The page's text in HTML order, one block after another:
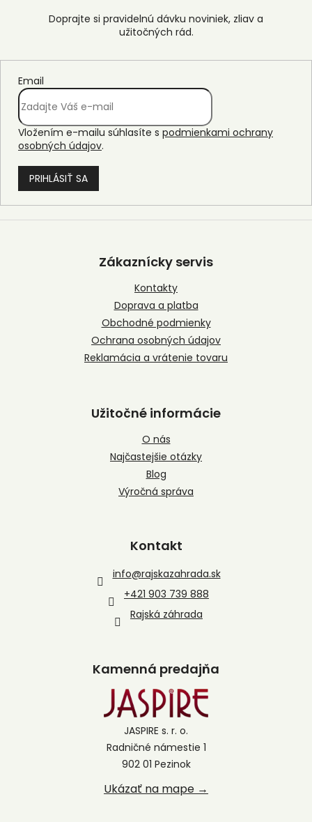
Email
Vložením e-mailu súhlasíte s podmienkami ochrany
osobných údajov.
PRIHLÁSIŤ SA
Z
Zákaznícky servis
Kontakty
Doprava a platba
Obchodné podmienky
Ochrana osobných údajov
Reklamácia a vrátenie tovaru
Užitočné informácie
O nás
Najčastejšie otázky
Blog
Výročná správa
Kontakt
info@rajskazahrada.sk
+421 903 739 888
Rajská záhrada
Kamenná predajňa
JASPIRE s. r. o.
Radničné námestie 1
902 01 Pezinok
Ukázať na mape →